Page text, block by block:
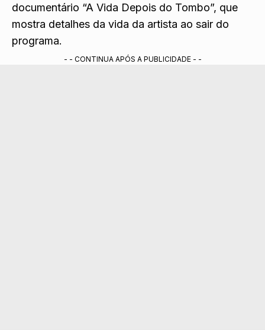
documentário “A Vida Depois do Tombo”, que
mostra detalhes da vida da artista ao sair do
programa.
- - CONTINUA APÓS A PUBLICIDADE - -